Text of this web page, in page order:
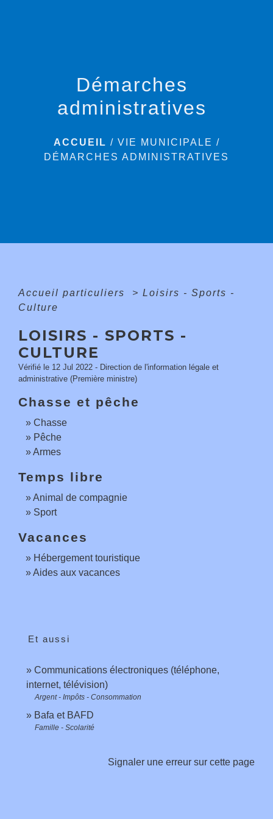
Démarches
administratives
ACCUEIL / VIE MUNICIPALE /
DÉMARCHES ADMINISTRATIVES
Accueil particuliers > Loisirs - Sports -
Culture
LOISIRS - SPORTS -
CULTURE
Vérifié le 12 Jul 2022 - Direction de l'information légale et
administrative (Première ministre)
Chasse et pêche
Chasse
Pêche
Armes
Temps libre
Animal de compagnie
Sport
Vacances
Hébergement touristique
Aides aux vacances
Et aussi
Communications électroniques (téléphone,
internet, télévision)
Argent - Impôts - Consommation
Bafa et BAFD
Famille - Scolarité
Signaler une erreur sur cette page